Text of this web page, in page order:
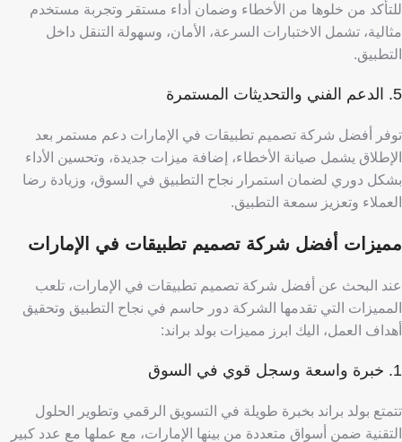
للتأكد من خلوها من الأخطاء وضمان أداء مستقر وتجربة مستخدم
مثالية، تشمل الاختبارات السرعة، الأمان، وسهولة التنقل داخل
التطبيق.
5. الدعم الفني والتحديثات المستمرة
توفر أفضل شركة تصميم تطبيقات في الإمارات دعم مستمر بعد
الإطلاق يشمل صيانة الأخطاء، إضافة ميزات جديدة، وتحسين الأداء
بشكل دوري لضمان استمرار نجاح التطبيق في السوق، وزيادة رضا
العملاء وتعزيز سمعة التطبيق.
مميزات أفضل شركة تصميم تطبيقات في الإمارات
عند البحث عن أفضل شركة تصميم تطبيقات في الإمارات، تلعب
المميزات التي تقدمها الشركة دور حاسم في نجاح التطبيق وتحقيق
أهداف العمل، اليك ابرز مميزات بولد براند:
​​1. خبرة واسعة وسجل قوي في السوق
تتمتع بولد براند بخبرة طويلة في التسويق الرقمي وتطوير الحلول
التقنية ضمن أسواق متعددة من بينها الإمارات، مع عملها مع عدد كبير